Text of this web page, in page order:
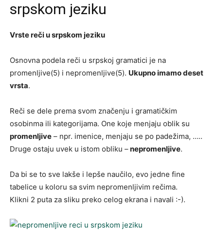
srpskom jeziku
Vrste reči u srpskom jeziku
Osnovna podela reči u srpskoj gramatici je na
promenljive(5) i nepromenljive(5). Ukupno imamo deset
vrsta.
Reči se dele prema svom značenju i gramatičkim
osobinma ili kategorijama. One koje menjaju oblik su
promenljive – npr. imenice, menjaju se po padežima, …..
Druge ostaju uvek u istom obliku –nepromenljive.
Da bi se to sve lakše i lepše naučilo, evo jedne fine
tabelice u koloru sa svim nepromenljivim rečima.
Klikni 2 puta za sliku preko celog ekrana i navali :-).